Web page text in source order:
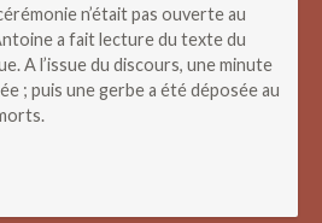
n’était pas ouverte au
a fait lecture du texte du
A l’issue du discours, une minute
; puis une gerbe a été déposée au